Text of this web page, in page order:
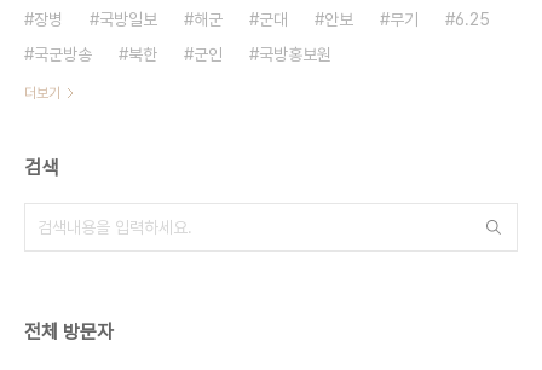
장병
국방일보 해군 군대 안보 무기
6.25
국군방송
북한 군인 국방홍보원
더보기
검색
전체 방문자